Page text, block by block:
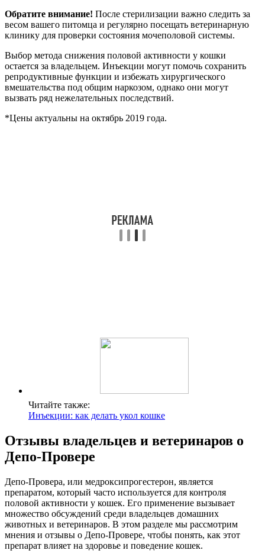
Обратите внимание! После стерилизации важно следить за
весом вашего питомца и регулярно посещать ветеринарную
клинику для проверки состояния мочеполовой системы.
Выбор метода снижения половой активности у кошки
остается за владельцем. Инъекции могут помочь сохранить
репродуктивные функции и избежать хирургического
вмешательства под общим наркозом, однако они могут
вызвать ряд нежелательных последствий.
*Цены актуальны на октябрь 2019 года.
Читайте также:
Инъекции: как делать укол кошке
Отзывы владельцев и ветеринаров о
Депо-Провере
Депо-Провера, или медроксипрогестерон, является
препаратом, который часто используется для контроля
половой активности у кошек. Его применение вызывает
множество обсуждений среди владельцев домашних
животных и ветеринаров. В этом разделе мы рассмотрим
мнения и отзывы о Депо-Провере, чтобы понять, как этот
препарат влияет на здоровье и поведение кошек.